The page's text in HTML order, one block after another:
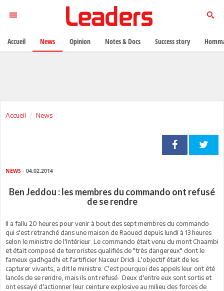
Accueil News
NEWS - 04.02.2014
Ben Jeddou : les membres du commando ont refusé
de se rendre
Il a fallu 20 heures pour venir à bout des sept membres du commando
qui s'est retranché dans une maison de Raoued depuis lundi à 13 heures
selon le ministre de l'Intérieur. Le commando était venu du mont Chaambi
et était composé de terroristes qualifiés de "très dangereux" dont le
fameux gadhgadhi et l'artificier Naceur Dridi. L'objectif était de les
capturer vivants, a dit le ministre. C'est pourquoi des appels leur ont été
lancés de se rendre, mais ils ont refusé. Deux d'entre eux sont sortis et
ont essayé d'actionner leur ceinture explosive au milieu des forces de
Accueil News Opinion Notes & Docs Success story